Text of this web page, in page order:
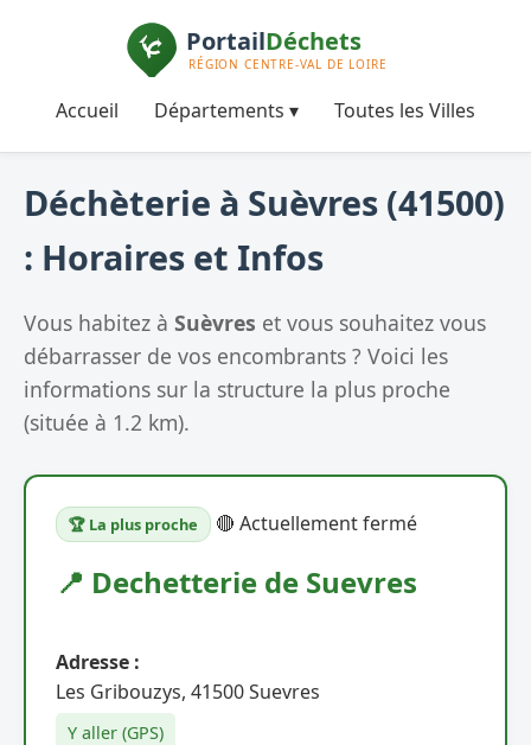
Accueil Départements ▾ Toutes les Villes
Déchèterie à Suèvres (41500)
: Horaires et Infos
Vous habitez à Suèvres et vous souhaitez vous
débarrasser de vos encombrants ? Voici les
informations sur la structure la plus proche
(située à 1.2 km).
🏆 La plus proche 🔴 Actuellement fermé
📍 Dechetterie de Suevres
Adresse :
Les Gribouzys, 41500 Suevres
Y aller (GPS)